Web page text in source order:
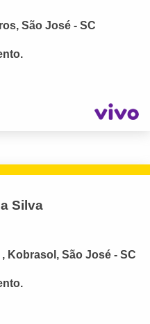
São José - SC
Silva
Kobrasol, São José - SC